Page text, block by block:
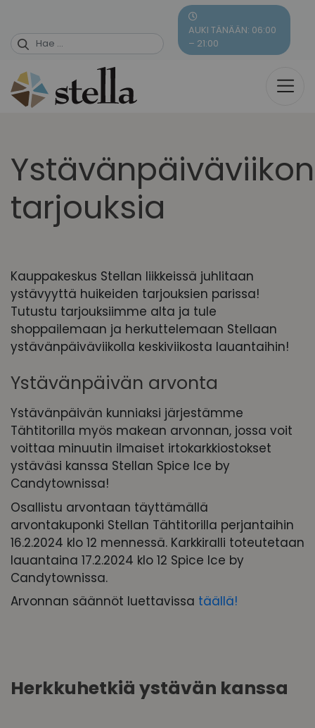
content
AUKI TÄNÄÄN: 06:00
– 21:00
Ystävänpäiväviikon
tarjouksia
Kauppakeskus Stellan liikkeissä juhlitaan
ystävyyttä huikeiden tarjouksien parissa!
Tutustu tarjouksiimme alta ja tule
shoppailemaan ja herkuttelemaan Stellaan
ystävänpäiväviikolla keskiviikosta lauantaihin!
Ystävänpäivän arvonta
Ystävänpäivän kunniaksi järjestämme
Tähtitorilla myös makean arvonnan, jossa voit
voittaa minuutin ilmaiset irtokarkkiostokset
ystäväsi kanssa Stellan Spice Ice by
Candytownissa!
Osallistu arvontaan täyttämällä
arvontakuponki Stellan Tähtitorilla perjantaihin
16.2.2024 klo 12 mennessä. Karkkiralli toteutetaan
lauantaina 17.2.2024 klo 12 Spice Ice by
Candytownissa.
Arvonnan säännöt luettavissa täällä!
Herkkuhetkiä ystävän kanssa